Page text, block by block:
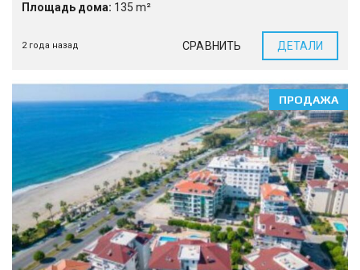
Площадь дома: 135 m²
2 года назад СРАВНИТЬ ДЕТАЛИ
ПРОДАЖА